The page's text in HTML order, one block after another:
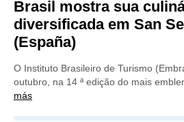
Brasil mostra sua
diversificada em San
(España)
O Instituto Brasileiro de Turismo
outubro, na 14 ª edição do mais
más